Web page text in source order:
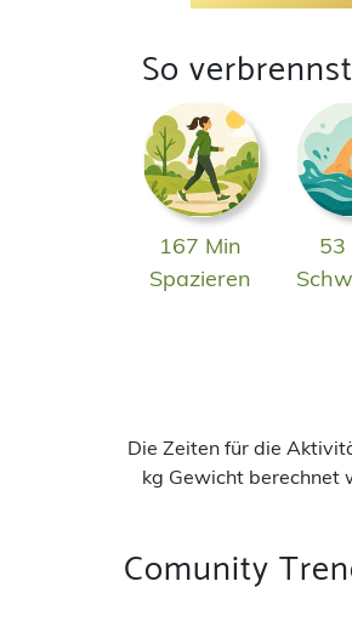
So
167 Min
Spazieren
53
Die Zeiten für die
kg Gewicht berechnet
Comunity